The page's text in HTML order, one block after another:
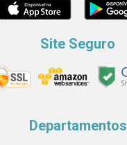
Site Seguro
Departamentos